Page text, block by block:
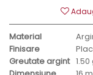
Material
Finisare
Greutate argint 1.50